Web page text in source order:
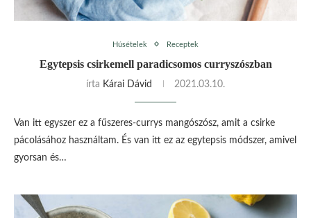
Húsételek Receptek
Egytepsis csirkemell paradicsomos curryszószban
írta Kárai Dávid 2021.03.10.
Van itt egyszer ez a fűszeres-currys mangószósz, amit a csirke
pácolásához használtam. És van itt ez az egytepsis módszer, amivel
gyorsan és…